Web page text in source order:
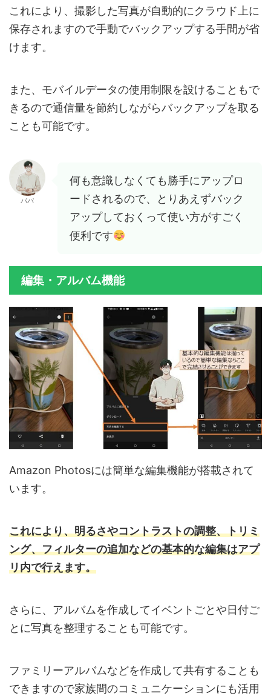
これにより、撮影した写真が自動的にクラウド上に
保存されますので手動でバックアップする手間が省
けます。
また、モバイルデータの使用制限を設けることもで
きるので通信量を節約しながらバックアップを取る
ことも可能です。
パパ
何も意識しなくても勝手にアップロ
ードされるので、とりあえずバック
アップしておくって使い方がすごく
便利です
編集・アルバム機能
Amazon Photosには簡単な編集機能が搭載されて
います。
これにより、明るさやコントラストの調整、トリミ
ング、フィルターの追加などの基本的な編集はアプ
リ内で行えます。
さらに、アルバムを作成してイベントごとや日付ご
とに写真を整理することも可能です。
ファミリーアルバムなどを作成して共有することも
できますので家族間のコミュニケーションにも活用